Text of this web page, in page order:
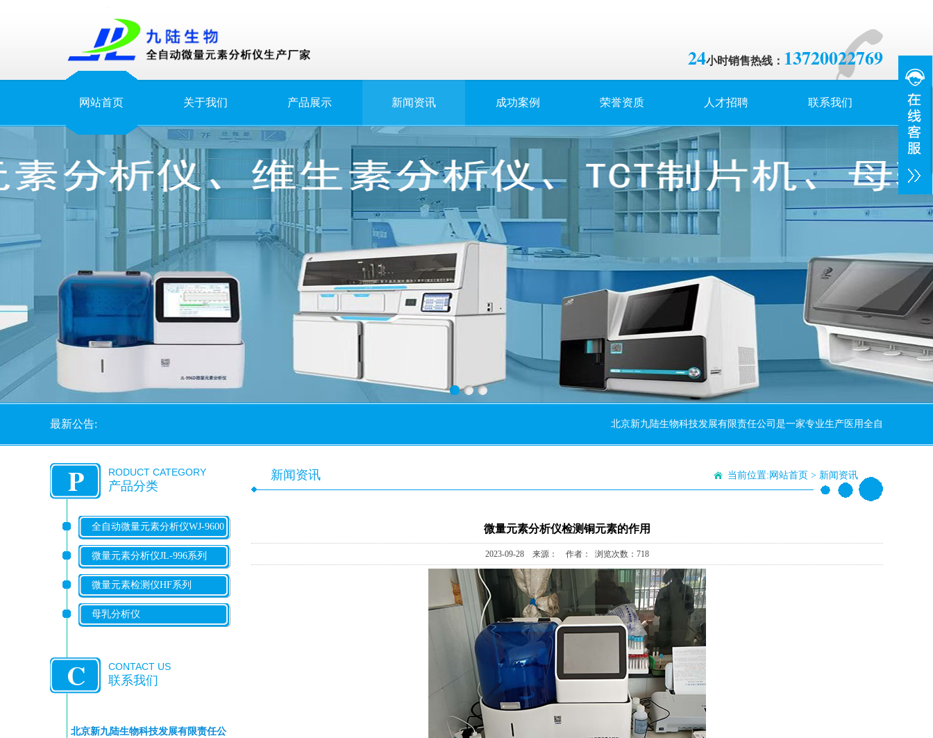
24小时销售热线： 13720022769
网站首页 关于我们 产品展示 新闻资讯 成功案例 荣誉资质 人才招聘 联系我们
最新公告: 北京新九陆生物科技发展有限责任公司是一家专业生产医用全自动微量元素
P RODUCT CATEGORY
产品分类
全自动微量元素分析仪WJ-9600
系列
微量元素分析仪JL-996系列
微量元素检测仪HF系列
母乳分析仪
C CONTACT US
联系我们
北京新九陆生物科技发展有限责任公
新闻资讯 当前位置: 网站首页 > 新闻资讯
微量元素分析仪检测铜元素的作用
2023-09-28 来源： 作者： 浏览次数：718